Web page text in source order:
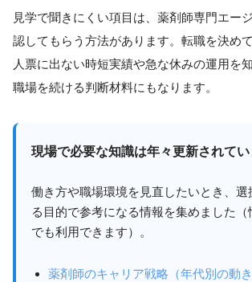
見学で聞きにくい項目は、薬剤師専門エー
認してもらう方法があります。転職を決め
人票に出ない時短実績や急な休みの運用を
職場を続ける判断材料にもなります。
現場で必要な知識は年々更新されてい
働き方や職場環境を見直したいとき、選
る目的で参考になる情報を集めました（
でも利用できます）。
薬剤師のキャリア戦略（年代別の動き